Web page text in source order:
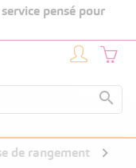
pensé pour

de rangement